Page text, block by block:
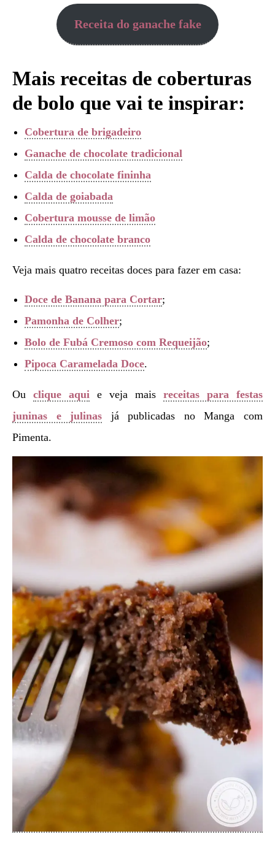
Receita do ganache fake
Mais receitas de coberturas
de bolo que vai te inspirar:
Cobertura de brigadeiro
Ganache de chocolate tradicional
Calda de chocolate fininha
Calda de goiabada
Cobertura mousse de limão
Calda de chocolate branco
Veja mais quatro receitas doces para fazer em casa:
Doce de Banana para Cortar;
Pamonha de Colher;
Bolo de Fubá Cremoso com Requeijão;
Pipoca Caramelada Doce.
Ou clique aqui e veja mais receitas para festas
juninas e julinas já publicadas no Manga com
Pimenta.